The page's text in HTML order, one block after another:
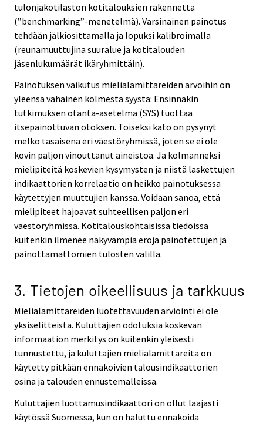
tulonjakotilaston kotitalouksien rakennetta
(”benchmarking”-menetelmä). Varsinainen painotus
tehdään jälkiosittamalla ja lopuksi kalibroimalla
(reunamuuttujina suuralue ja kotitalouden
jäsenlukumäärät ikäryhmittäin).
Painotuksen vaikutus mielialamittareiden arvoihin on
yleensä vähäinen kolmesta syystä: Ensinnäkin
tutkimuksen otanta-asetelma (SYS) tuottaa
itsepainottuvan otoksen. Toiseksi kato on pysynyt
melko tasaisena eri väestöryhmissä, joten se ei ole
kovin paljon vinouttanut aineistoa. Ja kolmanneksi
mielipiteitä koskevien kysymysten ja niistä laskettujen
indikaattorien korrelaatio on heikko painotuksessa
käytettyjen muuttujien kanssa. Voidaan sanoa, että
mielipiteet hajoavat suhteellisen paljon eri
väestöryhmissä. Kotitalouskohtaisissa tiedoissa
kuitenkin ilmenee näkyvämpiä eroja painotettujen ja
painottamattomien tulosten välillä.
3. Tietojen oikeellisuus ja tarkkuus
Mielialamittareiden luotettavuuden arviointi ei ole
yksiselitteistä. Kuluttajien odotuksia koskevan
informaation merkitys on kuitenkin yleisesti
tunnustettu, ja kuluttajien mielialamittareita on
käytetty pitkään ennakoivien talousindikaattorien
osina ja talouden ennustemalleissa.
Kuluttajien luottamusindikaattori on ollut laajasti
käytössä Suomessa, kun on haluttu ennakoida